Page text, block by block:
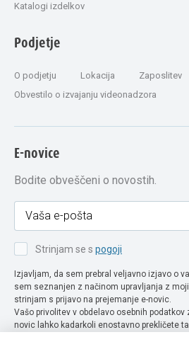
Katalogi izdelkov
Podjetje
O podjetju Lokacija Zaposlitev
Obvestilo o izvajanju videonadzora
E-novice
Bodite obveščeni o novostih.
Strinjam se s pogoji
Izjavljam, da sem prebral veljavno izjavo o
sem seznanjen z načinom upravljanja z
strinjam s prijavo na prejemanje e-novic.
Vašo privolitev v obdelavo osebnih
novic lahko kadarkoli enostavno prekličete